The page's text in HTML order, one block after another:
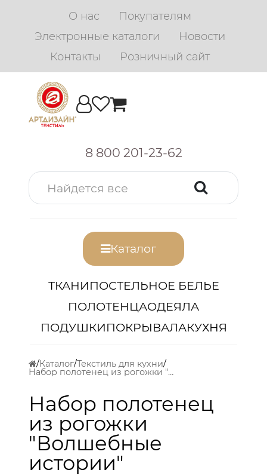
О нас
Покупателям
Электронные каталоги
Новости
Контакты
Розничный сайт
8 800 201-23-62
Каталог
ТКАНИПОСТЕЛЬНОЕ БЕЛЬЕ
ПОЛОТЕНЦАОДЕЯЛА
ПОДУШКИПОКРЫВАЛАКУХНЯ
Каталог Текстиль для кухни
Набор полотенец из рогожки "Волшебные истории"
Набор полотенец
из рогожки
"Волшебные
истории"